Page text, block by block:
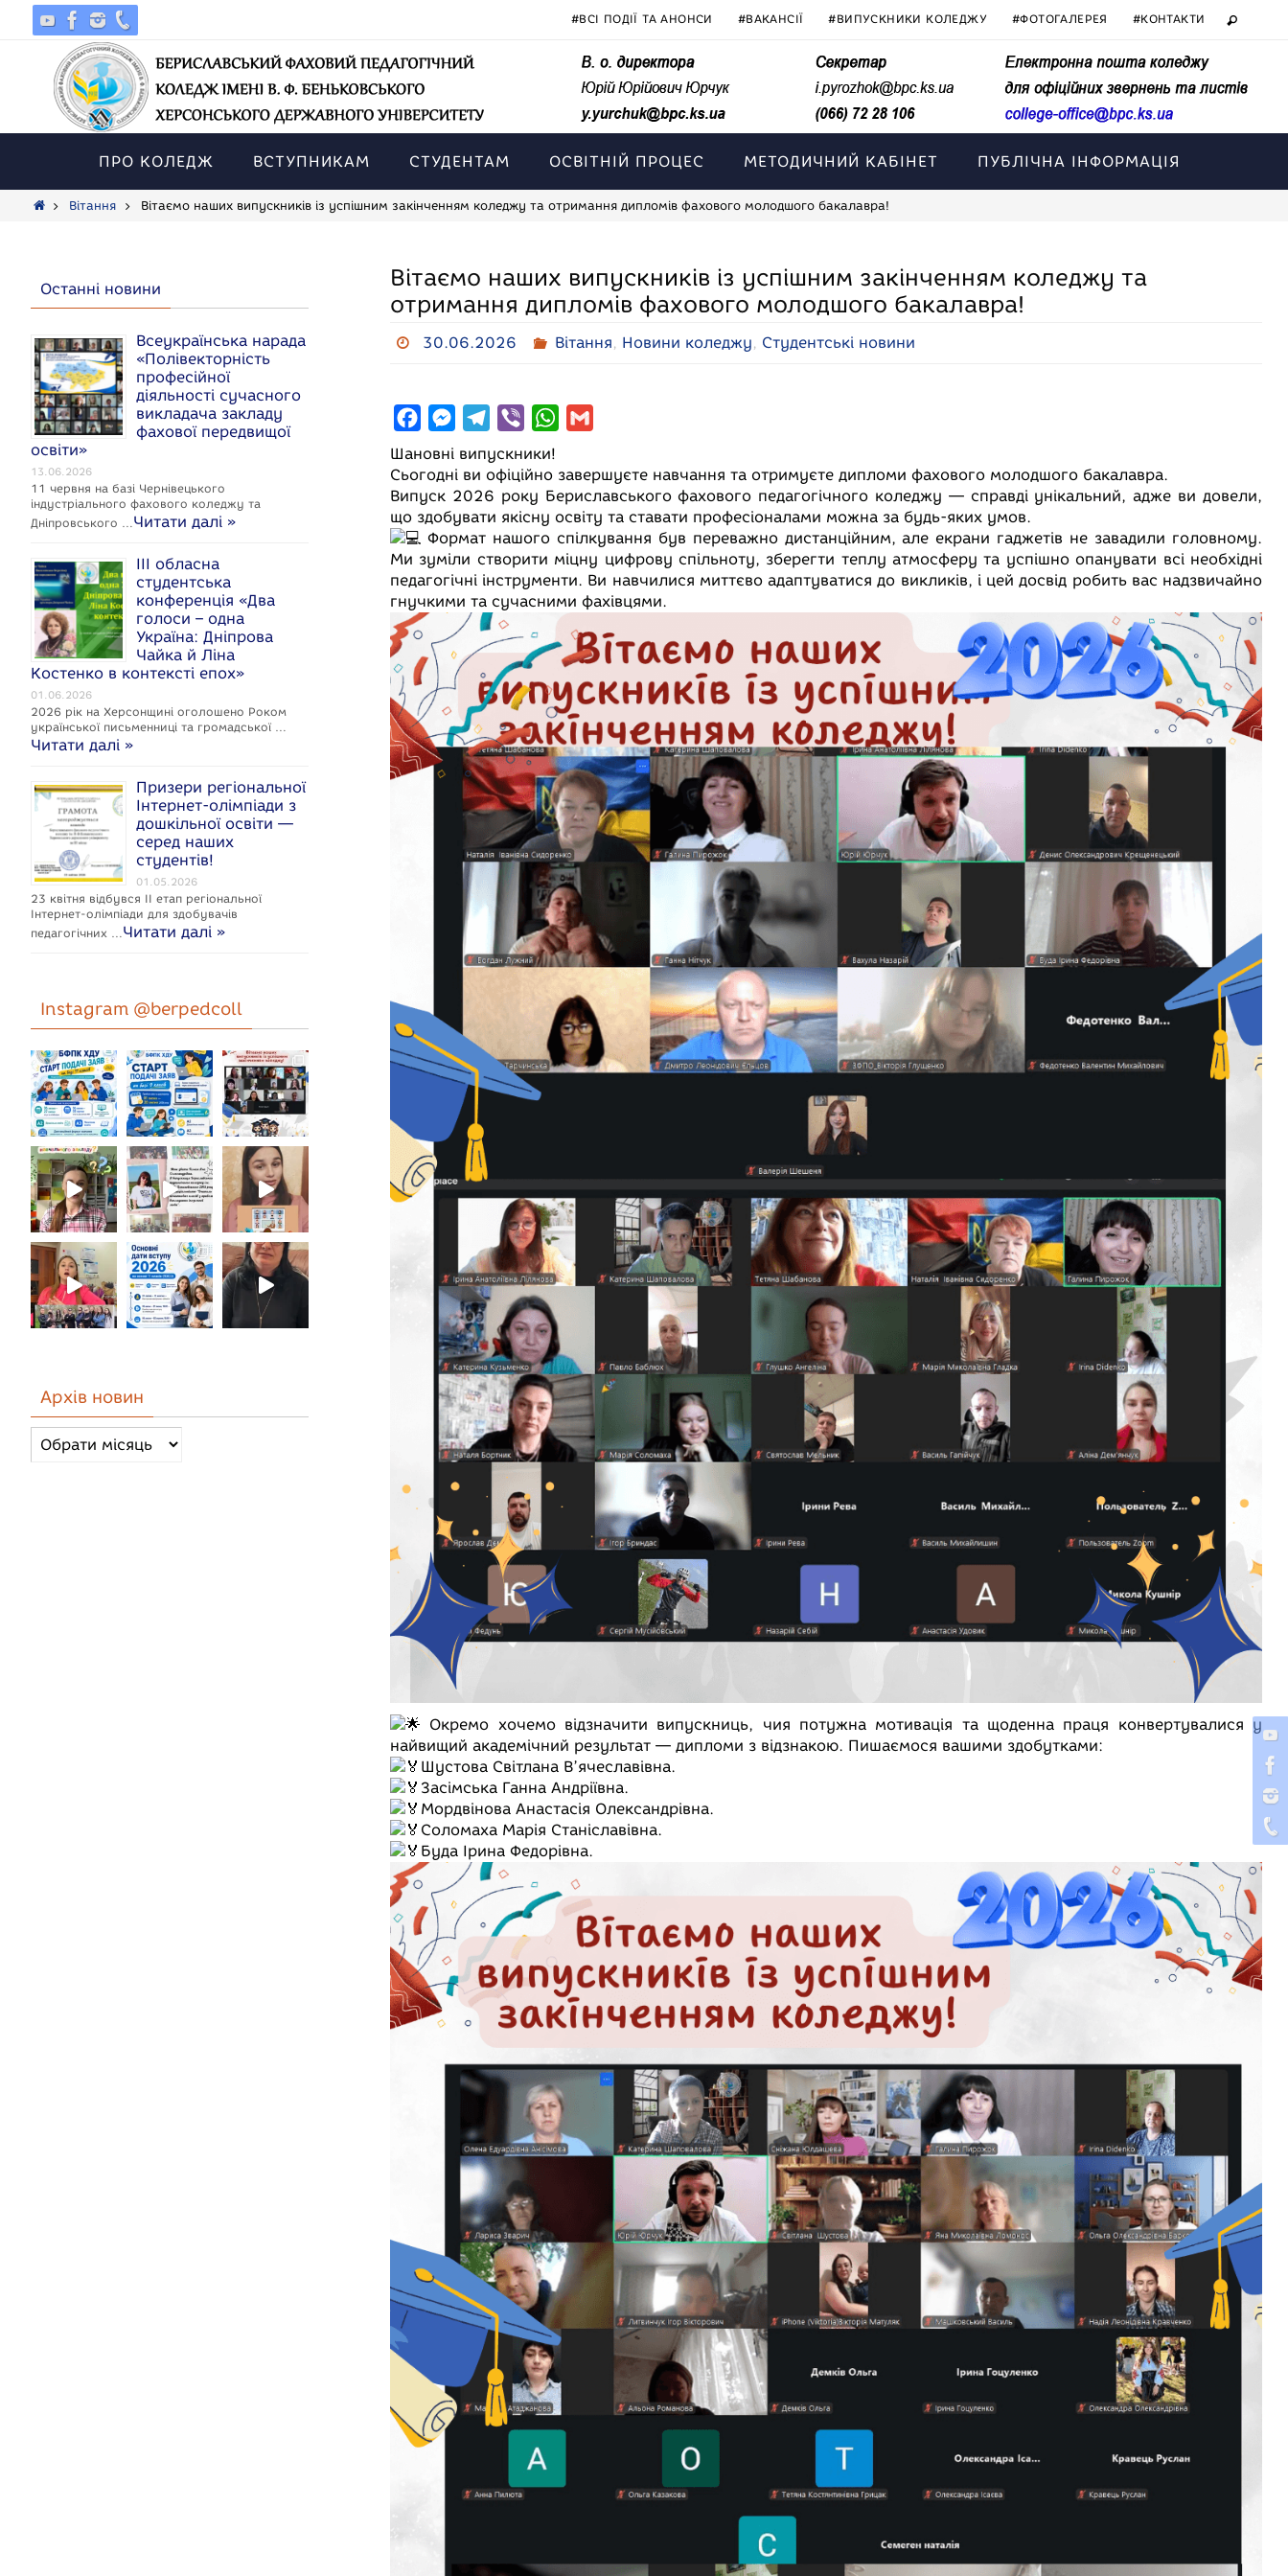
#ВСІ ПОДІЇ ТА АНОНСИ #ВАКАНСІЇ #ВИПУСКНИКИ КОЛЕДЖУ #ФОТОГАЛЕРЕЯ #КОНТАКТИ
ПРО КОЛЕДЖ ВСТУПНИКАМ СТУДЕНТАМ ОСВІТНІЙ ПРОЦЕС МЕТОДИЧНИЙ КАБІНЕТ ПУБЛІЧНА ІНФОРМАЦІЯ
HomeВітання Вітаємо наших випускників із успішним закінченням коледжу та отримання дипломів фахового молодшого бакалавра!
Вітаємо наших випускників із успішним закінченням коледжу та
отримання дипломів фахового молодшого бакалавра!
30.06.2026 Вітання, Новини коледжу, Студентські новини
c
e
b
o
o
k
M
s
s
e
n
g
e
r
l
e
g
r
a
m
b
e
r
W
a
t
s
A
p
p
a
i
l
Шановні випускники!
Сьогодні ви офіційно завершуєте навчання та отримуєте дипломи фахового молодшого бакалавра.
Випуск 2026 року Бериславського фахового педагогічного коледжу — справді унікальний, адже ви довели,
що здобувати якісну освіту та ставати професіоналами можна за будь-яких умов.
Формат нашого спілкування був переважно дистанційним, але екрани гаджетів не завадили головному.
Ми зуміли створити міцну цифрову спільноту, зберегти теплу атмосферу та успішно опанувати всі необхідні
педагогічні інструменти. Ви навчилися миттєво адаптуватися до викликів, і цей досвід робить вас надзвичайно
гнучкими та сучасними фахівцями.
Окремо хочемо відзначити випускниць, чия потужна мотивація та щоденна праця конвертувалися у
найвищий академічний результат — дипломи з відзнакою. Пишаємося вашими здобутками:
Шустова Світлана В’ячеславівна.
Засімська Ганна Андріївна.
Мордвінова Анастасія Олександрівна.
Соломаха Марія Станіславівна.
Буда Ірина Федорівна.
Останні новини
Всеукраїнська нарада
«Полівекторність
професійної
діяльності сучасного
викладача закладу
фахової передвищої
освіти»
13.06.2026
11 червня на базі Чернівецького
індустріального фахового коледжу та
Дніпровського …Читати далі »
ІІІ обласна
студентська
конференція «Два
голоси – одна
Україна: Дніпрова
Чайка й Ліна
Костенко в контексті епох»
01.06.2026
2026 рік на Херсонщині оголошено Роком
укpaїнcької письменниці та громадської …
Читати далі »
Призери регіональної
Інтернет-олімпіади з
дошкільної освіти —
серед наших
студентів!
01.05.2026
23 квітня відбувся ІІ етап регіональної
Інтернет-олімпіади для здобувачів
педагогічних …Читати далі »
Instagram @berpedcoll
Архів новин
Архів
новин